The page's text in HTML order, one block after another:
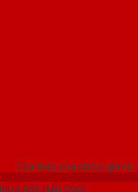
Cửa thép,cửa nhôm giá rẻ,
ABS Hàn Quốc